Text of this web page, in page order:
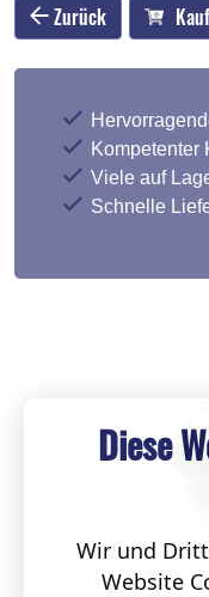
Zurück Kauf
Kompetenter
Viele auf
Schnelle
Diese
Wir und
Website